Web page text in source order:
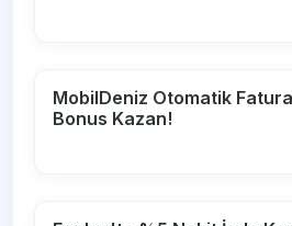
MobilDeniz Otomatik
Bonus Kazan!